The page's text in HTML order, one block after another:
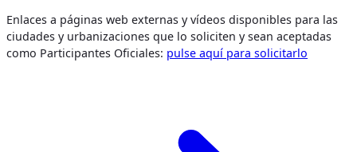
Enlaces a páginas web externas y vídeos disponibles para las
ciudades y urbanizaciones que lo soliciten y sean aceptadas
como Participantes Oficiales: pulse aquí para solicitarlo